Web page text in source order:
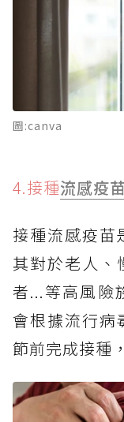
圖:canva
4.接種流感疫
接種流感疫苗
其對於老人、
者...等高風險
會根據流行病
節前完成接種